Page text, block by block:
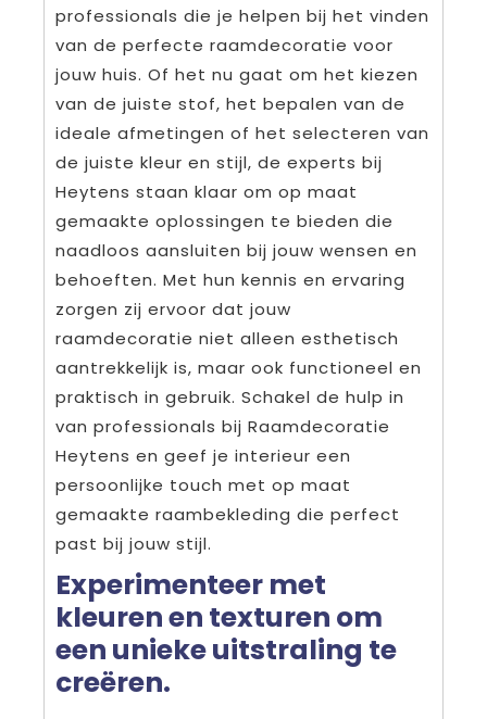
professionals die je helpen bij het vinden
van de perfecte raamdecoratie voor
jouw huis. Of het nu gaat om het kiezen
van de juiste stof, het bepalen van de
ideale afmetingen of het selecteren van
de juiste kleur en stijl, de experts bij
Heytens staan klaar om op maat
gemaakte oplossingen te bieden die
naadloos aansluiten bij jouw wensen en
behoeften. Met hun kennis en ervaring
zorgen zij ervoor dat jouw
raamdecoratie niet alleen esthetisch
aantrekkelijk is, maar ook functioneel en
praktisch in gebruik. Schakel de hulp in
van professionals bij Raamdecoratie
Heytens en geef je interieur een
persoonlijke touch met op maat
gemaakte raambekleding die perfect
past bij jouw stijl.
Experimenteer met
kleuren en texturen om
een unieke uitstraling te
creëren.